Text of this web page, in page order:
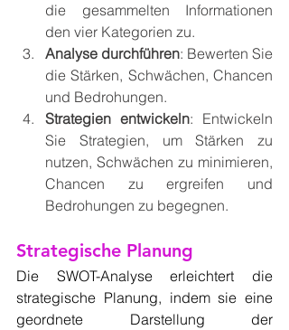
die gesammelten Informationen
den vier Kategorien zu.
Analyse durchführen: Bewerten Sie
die Stärken, Schwächen, Chancen
und Bedrohungen.
Strategien entwickeln: Entwickeln
Sie Strategien, um Stärken zu
nutzen, Schwächen zu minimieren,
Chancen zu ergreifen und
Bedrohungen zu begegnen.
Strategische Planung
Die SWOT-Analyse erleichtert die
strategische Planung, indem sie eine
geordnete Darstellung der